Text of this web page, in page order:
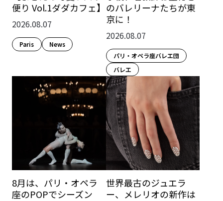
便り Vol.1ダダカフェ】
2026.08.07
Paris​ News
のバレリーナたちが東
京に！
2026.08.07
パリ・オペラ座バレエ団
バレエ
8月は、パリ・オペラ
座のPOPでシーズン
世界最古のジュエラ
ー、メレリオの新作は